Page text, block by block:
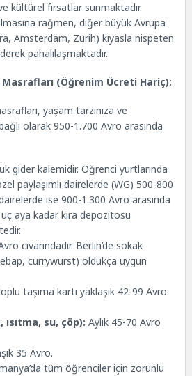
kültürel fırsatlar sunmaktadır.
rağmen, diğer büyük Avrupa
Amsterdam, Zürih) kıyasla nispeten
pahalılaşmaktadır.
Masrafları (Öğrenim Ücreti Hariç):
yaşam tarzınıza ve
olarak 950-1.700 Avro arasında
gider kalemidir. Öğrenci yurtlarında
paylaşımlı dairelerde (WG) 500-800
ise 900-1.300 Avro arasında
aya kadar kira depozitosu
civarındadır. Berlin’de sokak
currywurst) oldukça uygun
taşıma kartı yaklaşık 42-99 Avro
su, çöp): Aylık 45-70 Avro
35 Avro.
tüm öğrenciler için zorunlu